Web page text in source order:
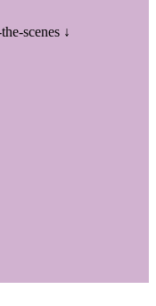
scenes ↓